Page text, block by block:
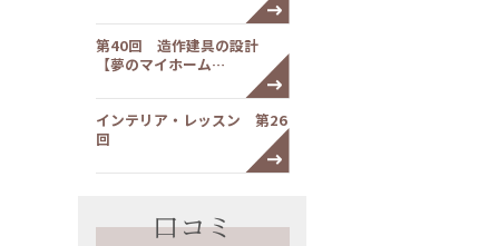
第40回 造作建具の設計
【夢のマイホーム…
インテリア・レッスン 第26
回
口コミ